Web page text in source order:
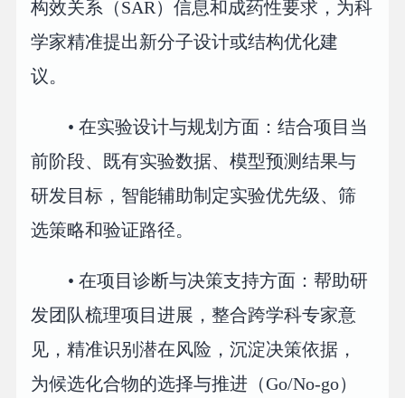
构效关系（SAR）信息和成药性要求，为科
学家精准提出新分子设计或结构优化建
议。
• 在实验设计与规划方面：结合项目当
前阶段、既有实验数据、模型预测结果与
研发目标，智能辅助制定实验优先级、筛
选策略和验证路径。
• 在项目诊断与决策支持方面：帮助研
发团队梳理项目进展，整合跨学科专家意
见，精准识别潜在风险，沉淀决策依据，
为候选化合物的选择与推进（Go/No-go）